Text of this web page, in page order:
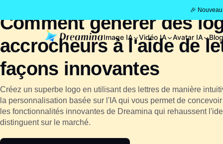
🎉
Image IA Vidéo IA Avatar IA
Comment générer des
accrocheurs à l'aide de
façons innovantes
Créez un superbe logo en utilisant des lettres de manière
la personnalisation basée sur l'IA qui vous permet de
les fonctionnalités innovantes de Dreamina qui rehaussent
distinguent sur le marché.